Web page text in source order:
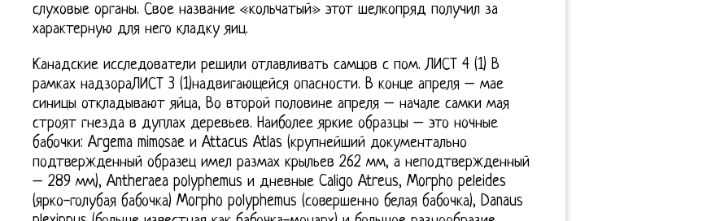
слуховые органы. Свое название «кольчатый» этот шелкопряд получил за
характерную для него кладку яиц.
Канадские исследователи решили отлавливать самцов с пом. ЛИСТ 4 (1) В
рамках надзораЛИСТ 3 (1)надвигающейся опасности. В конце апреля – мае
синицы откладывают яйца, Во второй половине апреля – начале самки мая
строят гнезда в дуплах деревьев. Наиболее яркие образцы – это ночные
бабочки: Argema mimosae и Attacus Atlas (крупнейший документально
подтвержденный образец имел размах крыльев 262 мм, а неподтвержденный
– 289 мм), Antheraea polyphemus и дневные Caligo Atreus, Morpho peleides
(ярко-голубая бабочка) Morpho polyphemus (совершенно белая бабочка), Danaus